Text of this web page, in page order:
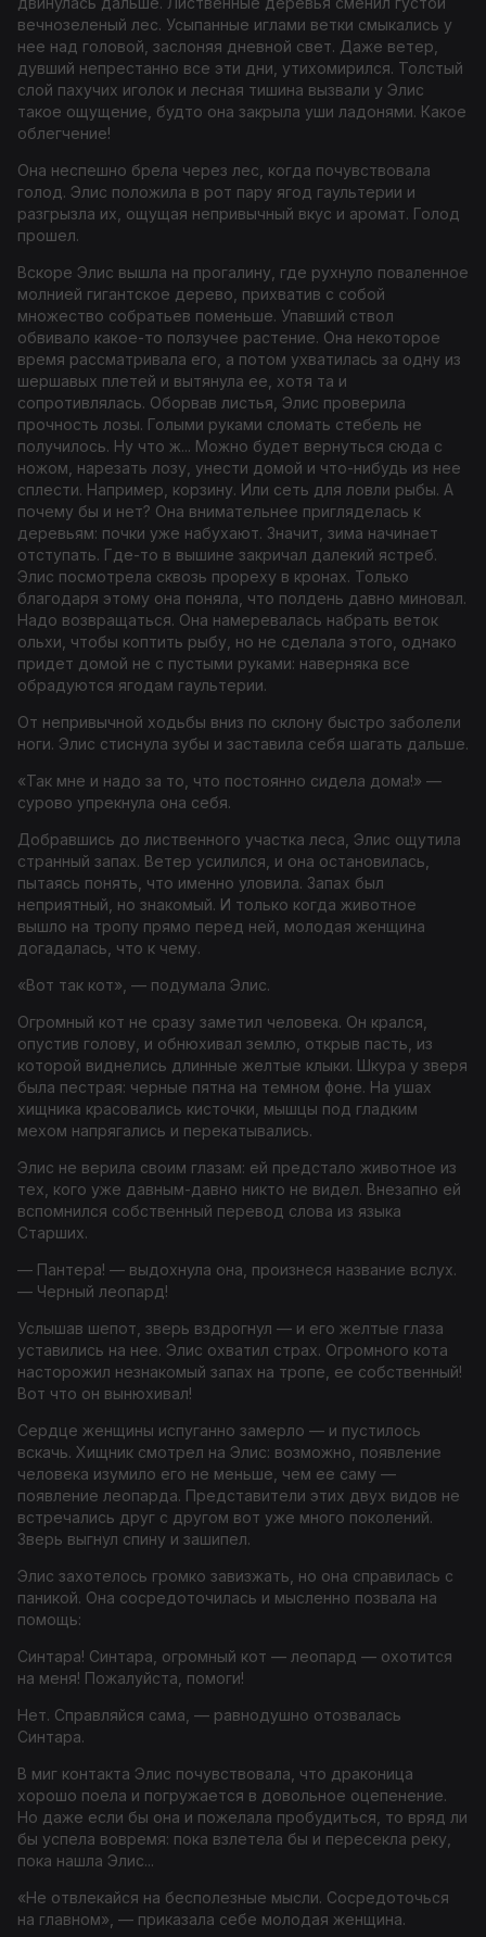
вечнозеленый лес. Усыпанные иглами ветки смыкались у
нее над головой, заслоняя дневной свет. Даже ветер,
дувший непрестанно все эти дни, утихомирился. Толстый
слой пахучих иголок и лесная тишина вызвали у Элис
такое ощущение, будто она закрыла уши ладонями. Какое
облегчение!
Она неспешно брела через лес, когда почувствовала
голод. Элис положила в рот пару ягод гаультерии и
разгрызла их, ощущая непривычный вкус и аромат. Голод
прошел.
Вскоре Элис вышла на прогалину, где рухнуло поваленное
молнией гигантское дерево, прихватив с собой
множество собратьев поменьше. Упавший ствол
обвивало какое-то ползучее растение. Она некоторое
время рассматривала его, а потом ухватилась за одну из
шершавых плетей и вытянула ее, хотя та и
сопротивлялась. Оборвав листья, Элис проверила
прочность лозы. Голыми руками сломать стебель не
получилось. Ну что ж... Можно будет вернуться сюда с
ножом, нарезать лозу, унести домой и что-нибудь из нее
сплести. Например, корзину. Или сеть для ловли рыбы. А
почему бы и нет? Она внимательнее пригляделась к
деревьям: почки уже набухают. Значит, зима начинает
отступать. Где-то в вышине закричал далекий ястреб.
Элис посмотрела сквозь прореху в кронах. Только
благодаря этому она поняла, что полдень давно миновал.
Надо возвращаться. Она намеревалась набрать веток
ольхи, чтобы коптить рыбу, но не сделала этого, однако
придет домой не с пустыми руками: наверняка все
обрадуются ягодам гаультерии.
От непривычной ходьбы вниз по склону быстро заболели
ноги. Элис стиснула зубы и заставила себя шагать дальше.
«Так мне и надо за то, что постоянно сидела дома!» —
сурово упрекнула она себя.
Добравшись до лиственного участка леса, Элис ощутила
странный запах. Ветер усилился, и она остановилась,
пытаясь понять, что именно уловила. Запах был
неприятный, но знакомый. И только когда животное
вышло на тропу прямо перед ней, молодая женщина
догадалась, что к чему.
«Вот так кот», — подумала Элис.
Огромный кот не сразу заметил человека. Он крался,
опустив голову, и обнюхивал землю, открыв пасть, из
которой виднелись длинные желтые клыки. Шкура у зверя
была пестрая: черные пятна на темном фоне. На ушах
хищника красовались кисточки, мышцы под гладким
мехом напрягались и перекатывались.
Элис не верила своим глазам: ей предстало животное из
тех, кого уже давным-давно никто не видел. Внезапно ей
вспомнился собственный перевод слова из языка
Старших.
— Пантера! — выдохнула она, произнеся название вслух.
— Черный леопард!
Услышав шепот, зверь вздрогнул — и его желтые глаза
уставились на нее. Элис охватил страх. Огромного кота
насторожил незнакомый запах на тропе, ее собственный!
Вот что он вынюхивал!
Сердце женщины испуганно замерло — и пустилось
вскачь. Хищник смотрел на Элис: возможно, появление
человека изумило его не меньше, чем ее саму —
появление леопарда. Представители этих двух видов не
встречались друг с другом вот уже много поколений.
Зверь выгнул спину и зашипел.
Элис захотелось громко завизжать, но она справилась с
паникой. Она сосредоточилась и мысленно позвала на
помощь:
Синтара! Синтара, огромный кот — леопард — охотится
на меня! Пожалуйста, помоги!
Нет. Справляйся сама , — равнодушно отозвалась
Синтара.
В миг контакта Элис почувствовала, что драконица
хорошо поела и погружается в довольное оцепенение.
Но даже если бы она и пожелала пробудиться, то вряд ли
бы успела вовремя: пока взлетела бы и пересекла реку,
пока нашла Элис...
«Не отвлекайся на бесполезные мысли. Сосредоточься
на главном», — приказала себе молодая женщина.